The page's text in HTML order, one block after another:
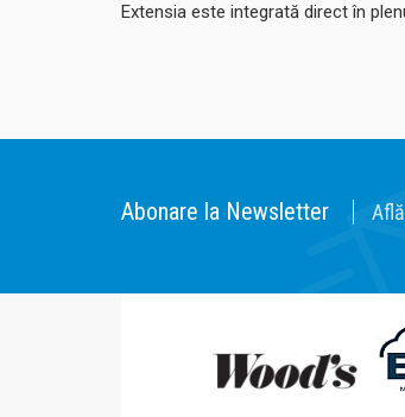
Extensia este integrată direct în
Abonare la Newsletter Află